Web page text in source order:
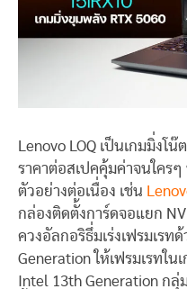
Lenovo LOQ เป็นเกมมิ่ง
ราคาต่อสเปคคุ้มค่าจนใคร
ตัวอย่างต่อเนื่อง เช่น
กล่องติดตั้งการ์ดจอแยก
ควงอัลกอริธึ่มเร่งเฟรมเรท
Generation ให้เฟรมเรทใ
Intel 13th Generation กลุ่